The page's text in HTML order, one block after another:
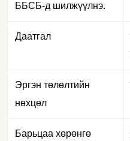
ББСБ-д шилжүүлнэ.
Даатгал
Эргэн төлөлтийн
нөхцөл
Барьцаа хөрөнгө